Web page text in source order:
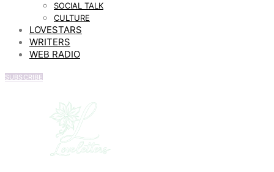
SOCIAL TALK
CULTURE
LOVESTARS
WRITERS
WEB RADIO
SUBSCRIBE